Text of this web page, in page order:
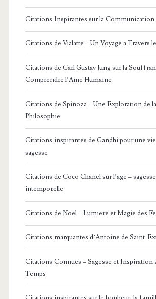
Citations Inspirantes sur la Communication
Citations de Vialatte – Un Voyage a Travers
Citations de Carl Gustav Jung sur la
Comprendre l’Ame Humaine
Citations de Spinoza – Une Exploration de
Philosophie
Citations inspirantes de Gandhi pour une
sagesse
Citations de Coco Chanel sur l’age –
intemporelle
Citations de Noel – Lumiere et Magie des
Citations marquantes d’Antoine de Saint-
Citations Connues – Sagesse et Inspiration
Temps